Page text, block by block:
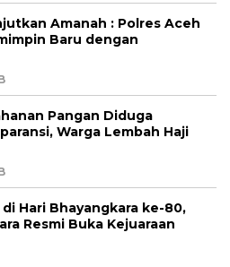
Amanah : Polres Aceh
Baru dengan
Pangan Diduga
Warga Lembah Haji
Hari Bhayangkara ke-80,
Resmi Buka Kejuaraan